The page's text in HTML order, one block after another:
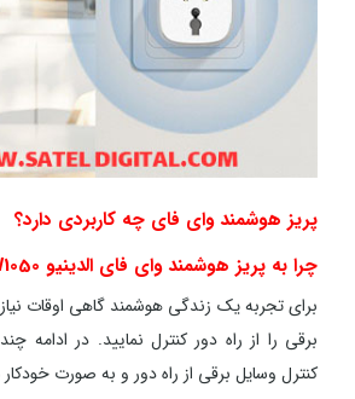
پریز هوشمند وای فای چه کاربردی دارد؟
چرا به پریز هوشمند وای فای الدینیو SCW1050 نیاز داریم ؟
برای تجربه یک زندگی هوشمند گاهی اوقات
برقی را از راه دور کنترل نمایید. در ادامه
کنترل وسایل برقی از راه دور و به صورت